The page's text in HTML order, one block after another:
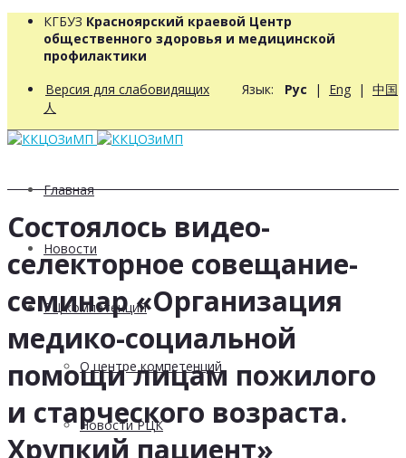
КГБУЗ Красноярский краевой Центр
общественного здоровья и медицинской
профилактики
Версия для слабовидящих Язык: Рус | Eng | 中国
人
Главная
Новости
РЦ компетенций
О центре компетенций
Новости РЦК
Состоялось видео-
селекторное совещание-
семинар «Организация
медико-социальной
помощи лицам пожилого
и старческого возраста.
Хрупкий пациент»